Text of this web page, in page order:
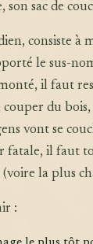
sac de
consiste
le sus-
il faut
couper du
vont se
il faut
la plus
: